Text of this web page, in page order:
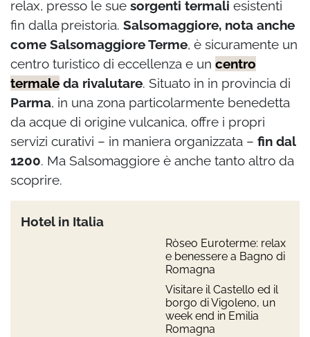
relax, presso le sue sorgenti termali esistenti
fin dalla preistoria. Salsomaggiore, nota anche
come Salsomaggiore Terme, è sicuramente un
centro turistico di eccellenza e un centro
termale da rivalutare. Situato in in provincia di
Parma, in una zona particolarmente benedetta
da acque di origine vulcanica, offre i propri
servizi curativi – in maniera organizzata – fin dal
1200. Ma Salsomaggiore è anche tanto altro da
scoprire.
Hotel in Italia
Ròseo Euroterme: relax
e benessere a Bagno di
Romagna
Visitare il Castello ed il
borgo di Vigoleno, un
week end in Emilia
Romagna